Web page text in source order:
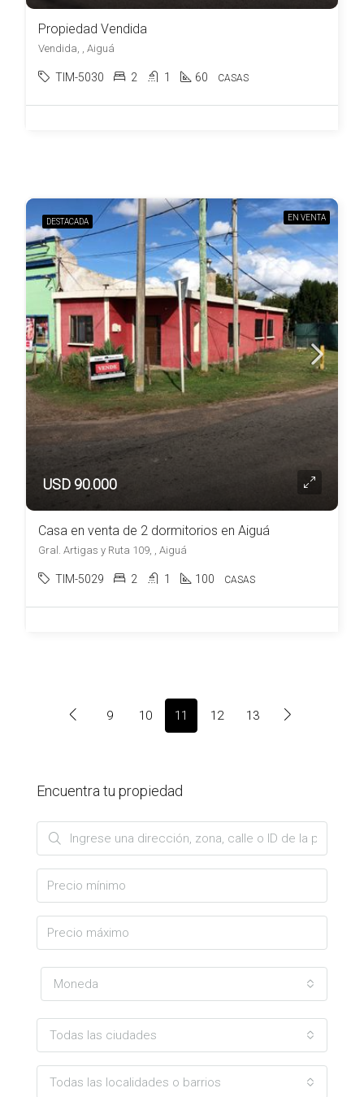
Propiedad Vendida
Vendida, , Aiguá
TIM-5030 2 1 60 CASAS
DESTACADA EN VENTA
USD 90.000
Casa en venta de 2 dormitorios en Aiguá
Gral. Artigas y Ruta 109, , Aiguá
TIM-5029 2 1 100 CASAS
9 10 11 12 13
Encuentra tu propiedad
Moneda
Todas las ciudades
Todas las localidades o barrios